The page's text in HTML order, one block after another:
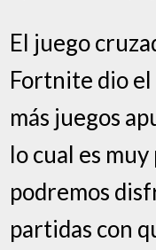
El juego
Fortnite dio el
más juegos
lo cual es
podremos
partidas con